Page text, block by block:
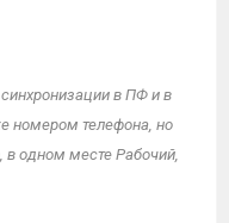
в ПФ и в
номером телефона, но
в одном месте Рабочий,